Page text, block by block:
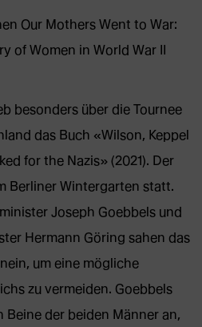
Our Mothers Went to War:
of Women in World War II
besonders über die Tournee
das Buch «Wilson, Keppel
for the Nazis» (2021). Der
Berliner Wintergarten statt.
Joseph Goebbels und
Hermann Göring sahen das
um eine mögliche
zu vermeiden. Goebbels
Beine der beiden Männer an,